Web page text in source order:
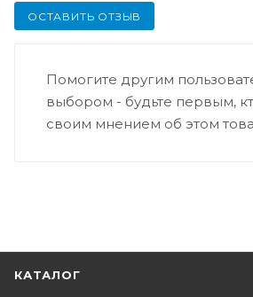
ОСТАВИТЬ ОТЗЫВ
Помогите другим
выбором - будьте первым,
своим мнением об этом
КАТАЛОГ